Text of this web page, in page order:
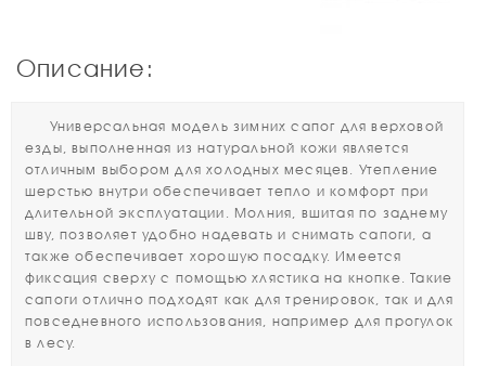
Описание:
Универсальная модель зимних сапог для верховой
езды, выполненная из натуральной кожи является
отличным выбором для холодных месяцев. Утепление
шерстью внутри обеспечивает тепло и комфорт при
длительной эксплуатации. Молния, вшитая по заднему
шву, позволяет удобно надевать и снимать сапоги, а
также обеспечивает хорошую посадку. Имеется
фиксация сверху с помощью хлястика на кнопке. Такие
сапоги отлично подходят как для тренировок, так и для
повседневного использования, например для прогулок
в лесу.